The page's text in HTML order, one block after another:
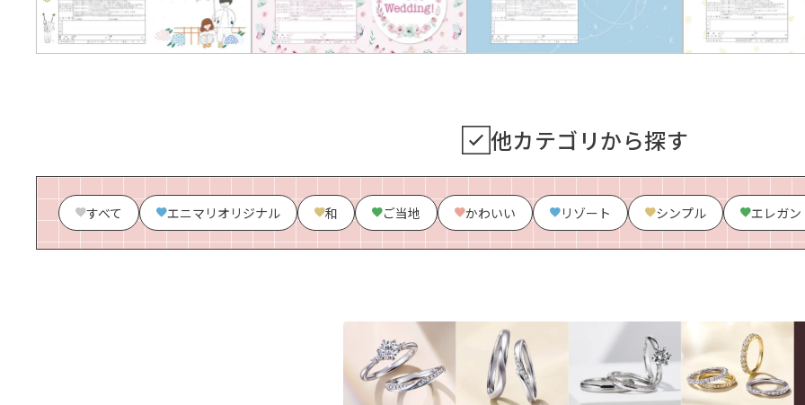
他カテゴリから探す
すべて エニマリオリジナル 和 ご当地 かわいい リゾート シンプル エレガン